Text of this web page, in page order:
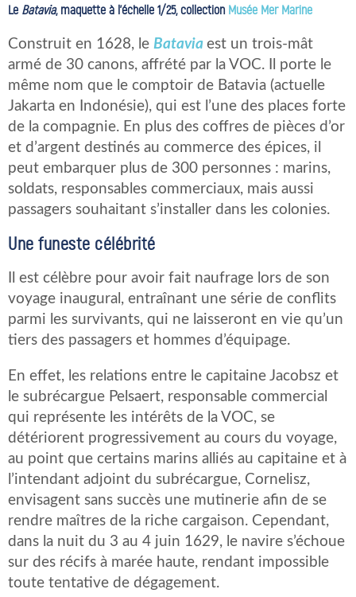
Le Batavia, maquette à l’échelle 1/25, collection Musée Mer Marine
Construit en 1628, le Batavia est un trois-mât
armé de 30 canons, affrété par la VOC. Il porte le
même nom que le comptoir de Batavia (actuelle
Jakarta en Indonésie), qui est l’une des places forte
de la compagnie. En plus des coffres de pièces d’or
et d’argent destinés au commerce des épices, il
peut embarquer plus de 300 personnes : marins,
soldats, responsables commerciaux, mais aussi
passagers souhaitant s’installer dans les colonies.
Une funeste célébrité
Il est célèbre pour avoir fait naufrage lors de son
voyage inaugural, entraînant une série de conflits
parmi les survivants, qui ne laisseront en vie qu’un
tiers des passagers et hommes d’équipage.
En effet, les relations entre le capitaine Jacobsz et
le subrécargue Pelsaert, responsable commercial
qui représente les intérêts de la VOC, se
détériorent progressivement au cours du voyage,
au point que certains marins alliés au capitaine et à
l’intendant adjoint du subrécargue, Cornelisz,
envisagent sans succès une mutinerie afin de se
rendre maîtres de la riche cargaison. Cependant,
dans la nuit du 3 au 4 juin 1629, le navire s’échoue
sur des récifs à marée haute, rendant impossible
toute tentative de dégagement.